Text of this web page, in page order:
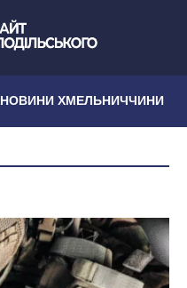
НОВИНИ ХМЕЛЬНИЧЧИНИ